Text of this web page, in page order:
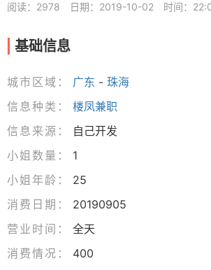
阅读：2978 日期：2019-10-02 时间：
基础信息
城市区域： 广东 - 珠海
信息种类：
楼凤兼职
信息来源：
自己开发
小姐数量：
1
小姐年龄：
25
消费日期：
20190905
营业时间：
全天
消费情况：
400